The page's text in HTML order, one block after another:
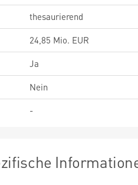
thesaurierend
24,85 Mio. EUR
Ja
Nein
-